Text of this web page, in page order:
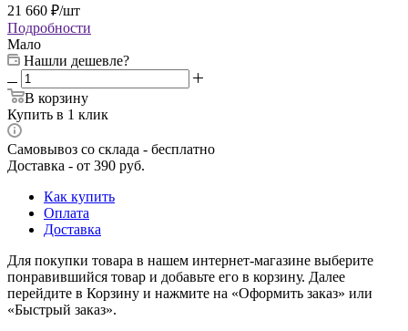
21 660 ₽/шт
Подробности
Мало
Нашли дешевле?
В корзину
Купить в 1 клик
Самовывоз со склада - бесплатно
Доставка - от 390 руб.
Как купить
Оплата
Доставка
Для покупки товара в нашем интернет-магазине выберите
понравившийся товар и добавьте его в корзину. Далее
перейдите в Корзину и нажмите на «Оформить заказ» или
«Быстрый заказ».